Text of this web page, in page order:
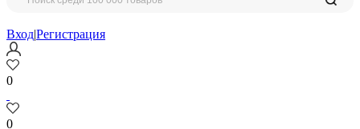
Вход|Регистрация
0
0